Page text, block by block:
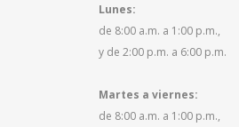
Lunes:
de 8:00 a.m. a 1:00 p.m.,
y de 2:00 p.m. a 6:00 p.m.
Martes a viernes:
de 8:00 a.m. a 1:00 p.m.,